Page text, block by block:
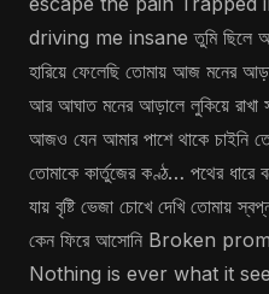
driving me insane তুমি ছিলে
হারিয়ে ফেলেছি তোমায় আজ মনের
আর আঘাত মনের আড়ালে লুকিয়ে রাখা
আজও যেন আমার পাশে থাকে চাইনি
তোমাকে কার্তুজের কণ্ঠ… পথের
যায় বৃষ্টি ভেজা চোখে দেখি তোমায়
কেন ফিরে আসোনি Broken
Nothing is ever what it